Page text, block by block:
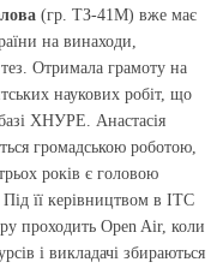
(гр. ТЗ-41М) вже має
на винаходи,
Отримала грамоту на
наукових робіт, що
ХНУРЕ. Анастасія
громадською роботою,
років є головою
її керівництвом в ІТС
проходить Open Air, коли
і викладачі збираються